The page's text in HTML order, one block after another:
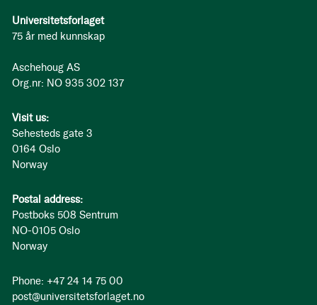
Universitetsforlaget
75 år med kunnskap
Aschehoug AS
Org.nr: NO 935 302 137
Visit us:
Sehesteds gate 3
0164 Oslo
Norway
Postal address:
Postboks 508 Sentrum
NO-0105 Oslo
Norway
Phone: +47 24 14 75 00
post@universitetsforlaget.no